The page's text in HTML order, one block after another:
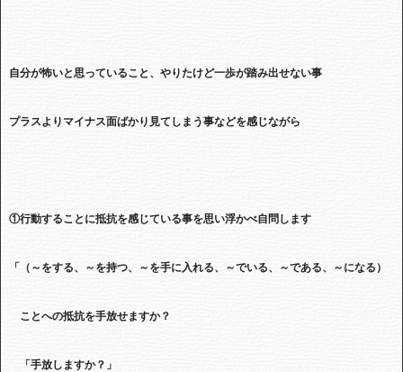
自分が怖いと思っていること、やりたけど一歩が踏み出せない事
プラスよりマイナス面ばかり見てしまう事などを感じながら
①行動することに抵抗を感じている事を思い浮かべ自問します
「（～をする、～を持つ、～を手に入れる、～でいる、～である、～になる）
ことへの抵抗を手放せますか？
「手放しますか？」